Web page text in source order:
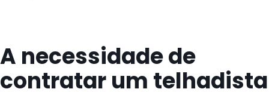
A necessidade de
contratar um telhadista